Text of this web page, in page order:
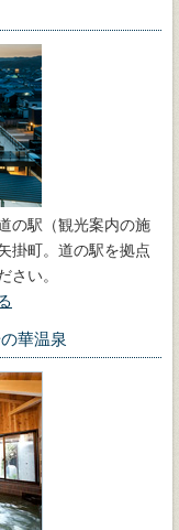
の駅（観光案内の施
掛町。道の駅を拠点
さい。
華温泉